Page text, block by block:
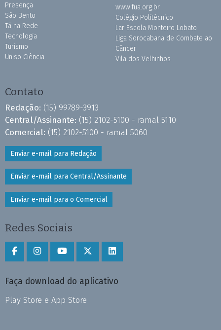
Presença
São Bento
Tá na Rede
Tecnologia
Turismo
Uniso Ciência
www.fua.org.br
Colégio Politécnico
Lar Escola Monteiro Lobato
Liga Sorocabana de Combate ao
Câncer
Vila dos Velhinhos
Contato
Redação: (15) 99789-3913
Central/Assinante: (15) 2102-5100 - ramal 5110
Comercial: (15) 2102-5100 - ramal 5060
Enviar e-mail para Redação
Enviar e-mail para Central/Assinante
Enviar e-mail para o Comercial
Redes Sociais
Faça download do aplicativo
Play Store e App Store